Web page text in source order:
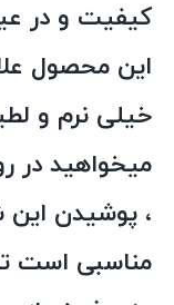
کیفیت و در
این محصول
خیلی نرم و
میخواهید در
، پوشیدن این
مناسبی است